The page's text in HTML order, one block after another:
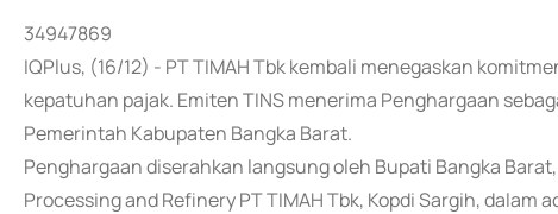
34947869
IQPlus, (16/12) - PT TIMAH Tbk kembali menegaskan
kepatuhan pajak. Emiten TINS menerima Penghargaan
Pemerintah Kabupaten Bangka Barat.
Penghargaan diserahkan langsung oleh Bupati Bangka
Processing and Refinery PT TIMAH Tbk, Kopdi Sargih,